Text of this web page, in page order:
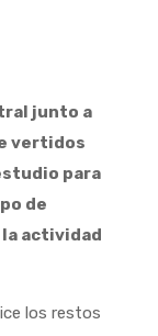
junto a
vertidos
para
de
actividad
los restos